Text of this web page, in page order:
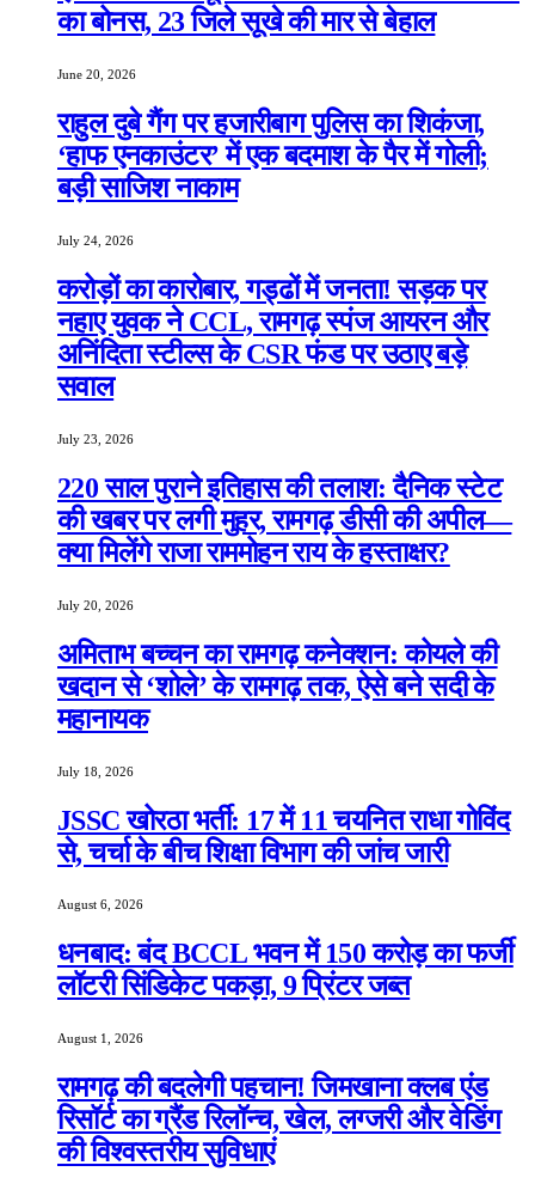
का बोनस, 23 जिले सूखे की मार से बेहाल
June 20, 2026
राहुल दुबे गैंग पर हजारीबाग पुलिस का शिकंजा,
‘हाफ एनकाउंटर’ में एक बदमाश के पैर में गोली;
बड़ी साजिश नाकाम
July 24, 2026
करोड़ों का कारोबार, गड्ढों में जनता! सड़क पर
नहाए युवक ने CCL, रामगढ़ स्पंज आयरन और
अनिंदिता स्टील्स के CSR फंड पर उठाए बड़े
सवाल
July 23, 2026
220 साल पुराने इतिहास की तलाश: दैनिक स्टेट
की खबर पर लगी मुहर, रामगढ़ डीसी की अपील—
क्या मिलेंगे राजा राममोहन राय के हस्ताक्षर?
July 20, 2026
अमिताभ बच्चन का रामगढ़ कनेक्शन: कोयले की
खदान से ‘शोले’ के रामगढ़ तक, ऐसे बने सदी के
महानायक
July 18, 2026
JSSC खोरठा भर्ती: 17 में 11 चयनित राधा गोविंद
से, चर्चा के बीच शिक्षा विभाग की जांच जारी
August 6, 2026
धनबाद: बंद BCCL भवन में 150 करोड़ का फर्जी
लॉटरी सिंडिकेट पकड़ा, 9 प्रिंटर जब्त
August 1, 2026
रामगढ़ की बदलेगी पहचान! जिमखाना क्लब एंड
रिसॉर्ट का ग्रैंड रिलॉन्च, खेल, लग्जरी और वेडिंग
की विश्वस्तरीय सुविधाएं